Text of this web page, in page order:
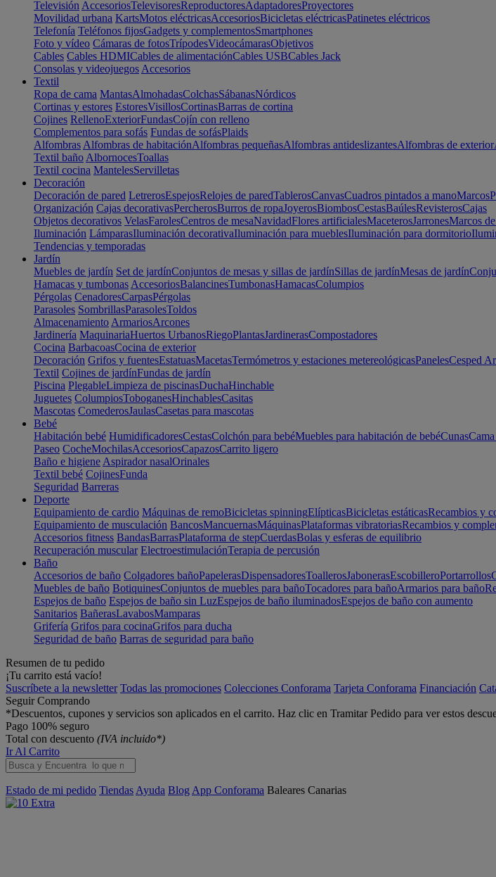
Televisión AccesoriosTelevisoresReproductoresAdaptadoresProyectores
Movilidad urbana KartsMotos eléctricasAccesoriosBicicletas eléctricasPatinetes eléctricos
Telefonía Teléfonos fijosGadgets y complementosSmartphones
Foto y vídeo Cámaras de fotosTrípodesVideocámarasObjetivos
Cables Cables HDMICables de alimentaciónCables USBCables Jack
Consolas y videojuegos Accesorios
Textil
Ropa de cama MantasAlmohadasColchasSábanasNórdicos
Cortinas y estores EstoresVisillosCortinasBarras de cortina
Cojines RellenoExteriorFundasCojín con relleno
Complementos para sofás Fundas de sofásPlaids
Alfombras Alfombras de habitaciónAlfombras pequeñasAlfombras antideslizantesAlfombras de exterior
Textil baño AlbornocesToallas
Textil cocina MantelesServilletas
Decoración
Decoración de pared LetrerosEspejosRelojes de paredTablerosCanvasCuadros pintados a manoMarcos
Organización Cajas decorativasPercherosBurros de ropaJoyerosBiombosCestasBaúlesRevisterosCajas
Objetos decorativos VelasFarolesCentros de mesaNavidadFlores artificialesMaceterosJarronesMarcos
Iluminación LámparasIluminación decorativaIluminación para mueblesIluminación para dormitorio
Tendencias y temporadas
Jardín
Muebles de jardín Set de jardínConjuntos de mesas y sillas de jardínSillas de jardínMesas de jardín
Hamacas y tumbonas AccesoriosBalancinesTumbonasHamacasColumpios
Pérgolas CenadoresCarpasPérgolas
Parasoles SombrillasParasolesToldos
Almacenamiento ArmariosArcones
Jardinería MaquinariaHuertos UrbanosRiegoPlantasJardinerasCompostadores
Cocina BarbacoasCocina de exterior
Decoración Grifos y fuentesEstatuasMacetasTermómetros y estaciones metereológicasPanelesCesped
Textil Cojines de jardínFundas de jardín
Piscina PlegableLimpieza de piscinasDuchaHinchable
Juguetes ColumpiosToboganesHinchablesCasitas
Mascotas ComederosJaulasCasetas para mascotas
Bebé
Habitación bebé HumidificadoresCestasColchón para bebéMuebles para habitación de bebéCunas
Paseo CocheMochilasAccesoriosCapazosCarrito ligero
Baño e higiene Aspirador nasalOrinales
Textil bebé CojinesFunda
Seguridad Barreras
Deporte
Equipamiento de cardio Máquinas de remoBicicletas spinningElípticasBicicletas estáticasRecambios y
Equipamiento de musculación BancosMancuernasMáquinasPlataformas vibratoriasRecambios y
Accesorios fitness BandasBarrasPlataforma de stepCuerdasBolas y esferas de equilibrio
Recuperación muscular ElectroestimulaciónTerapia de percusión
Baño
Accesorios de baño Colgadores bañoPapelerasDispensadoresToallerosJabonerasEscobilleroPortarrollos
Muebles de baño BotiquinesConjuntos de muebles para bañoTocadores para bañoArmarios para baño
Espejos de baño Espejos de baño sin LuzEspejos de baño iluminadosEspejos de baño con aumento
Sanitarios BañerasLavabosMamparas
Grifería Grifos para cocinaGrifos para ducha
Seguridad de baño Barras de seguridad para baño
Resumen de tu pedido
¡Tu carrito está vacío!
Suscríbete a la newsletter Todas las promociones Colecciones Conforama Tarjeta Conforama Financiación
Seguir Comprando
*Descuentos, cupones y servicios son aplicados en el carrito. Haz clic en Tramitar Pedido para ver estos
Pago 100% seguro
Total con descuento (IVA incluido*)
Ir Al Carrito
Estado de mi pedido Tiendas Ayuda Blog App Conforama Baleares Canarias